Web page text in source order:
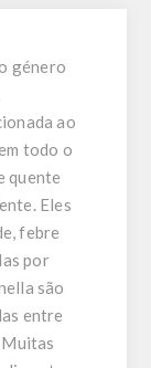
género
ao
todo o
quente
Eles
febre
por
são
entre
Muitas